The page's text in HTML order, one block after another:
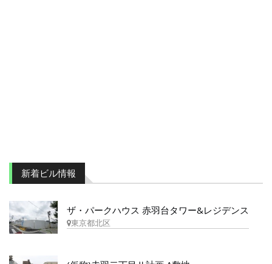
新着ビル情報
ザ・パークハウス 赤羽台タワー&レジデンス
東京都北区